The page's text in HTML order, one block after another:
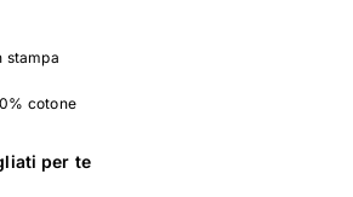
stampa
cotone
per te